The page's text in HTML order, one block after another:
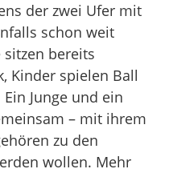
der zwei Ufer mit
schon weit
bereits
Kinder spielen Ball
Junge und ein
– mit ihrem
zu den
wollen. Mehr